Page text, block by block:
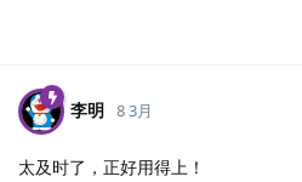
李明 8 3月
太及时了，正好用得上！